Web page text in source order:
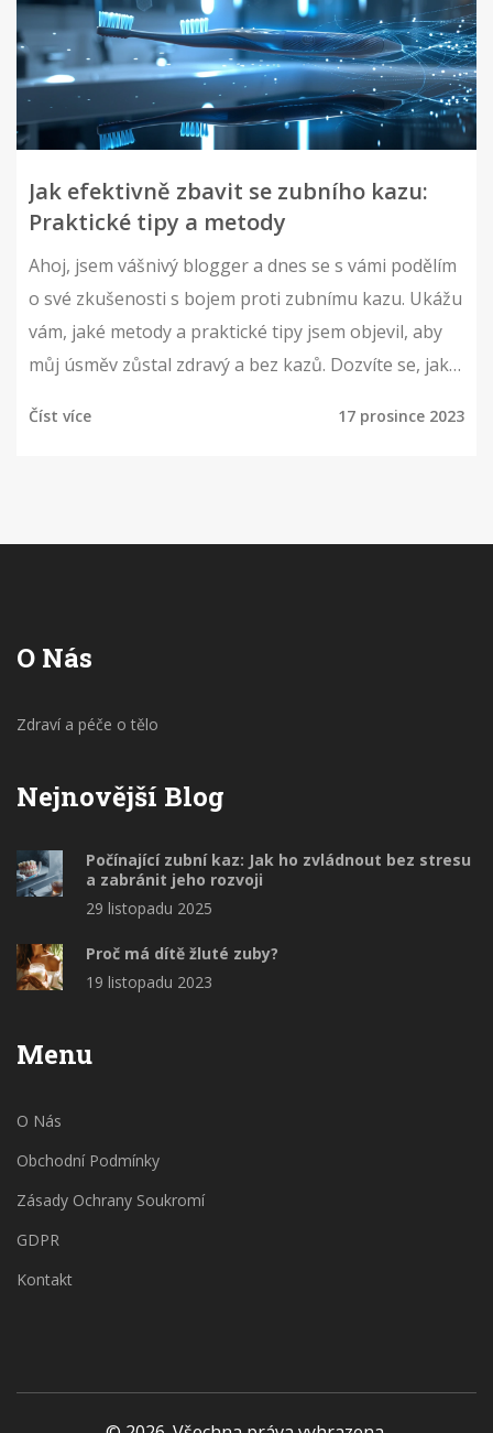
Jak efektivně zbavit se zubního kazu:
Praktické tipy a metody
Ahoj, jsem vášnivý blogger a dnes se s vámi podělím
o své zkušenosti s bojem proti zubnímu kazu. Ukážu
vám, jaké metody a praktické tipy jsem objevil, aby
můj úsměv zůstal zdravý a bez kazů. Dozvíte se, jak
nejlepší pro udržení ústní hygieny. Také se zaměřím
Číst více 17 prosince 2023
O Nás
Zdraví a péče o tělo
Nejnovější Blog
Počínající zubní kaz: Jak ho zvládnout bez stresu
a zabránit jeho rozvoji
29 listopadu 2025
Proč má dítě žluté zuby?
19 listopadu 2023
Menu
O Nás
Obchodní Podmínky
Zásady Ochrany Soukromí
GDPR
Kontakt